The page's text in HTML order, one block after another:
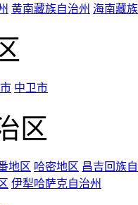
黄南藏族自治州 海南藏
中卫市
区
地区 哈密地区 昌吉回族
伊犁哈萨克自治州